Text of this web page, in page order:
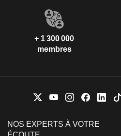
+ 1 300 000
membres
NOS EXPERTS À VOTRE